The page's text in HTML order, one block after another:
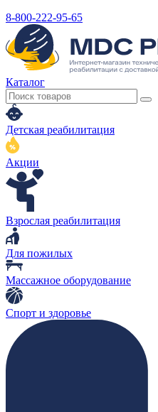
8-800-222-95-65
Каталог
Детская реабилитация
Акции
Взрослая реабилитация
Для пожилых
Массажное оборудование
Спорт и здоровье